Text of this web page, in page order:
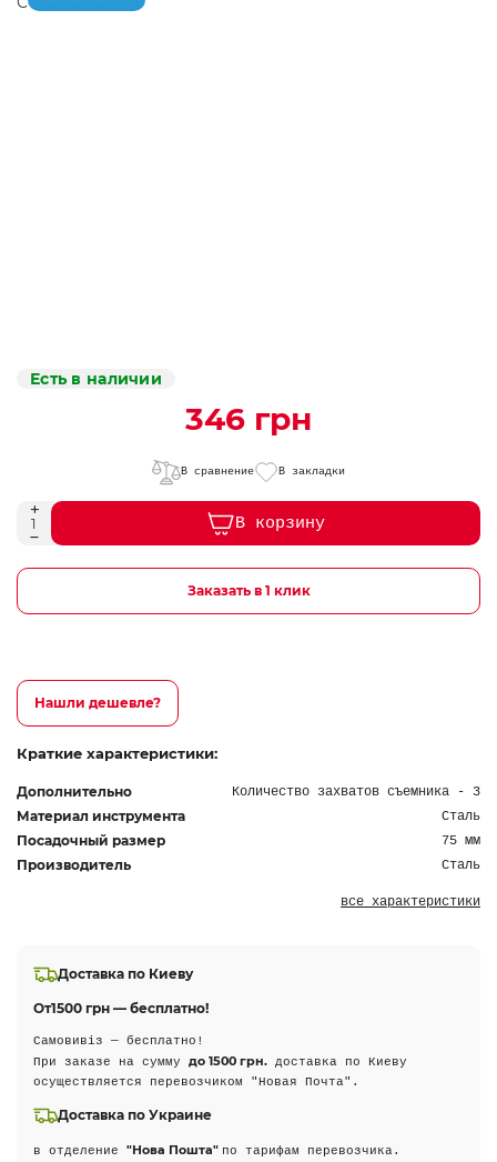
Есть в наличии
346 грн
В сравнение В закладки
В корзину
Заказать в 1 клик
Нашли дешевле?
Краткие характеристики:
Дополнительно Количество захватов съемника - 3
Материал инструмента Сталь
Посадочный размер 75 мм
Производитель Сталь
все характеристики
Доставка по Киеву
От1500 грн — бесплатно!
Самовивіз — бесплатно!
При заказе на сумму до 1500 грн. доставка по Киеву
осуществляется перевозчиком "Новая Почта".
Доставка по Украине
в отделение "Нова Пошта" по тарифам перевозчика.